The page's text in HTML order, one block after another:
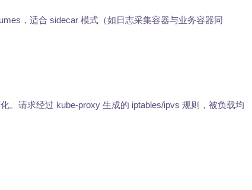
，适合 sidecar 模式（如日志采集容器与业务容器同
。请求经过 kube-proxy 生成的 iptables/ipvs 规则，被负载均